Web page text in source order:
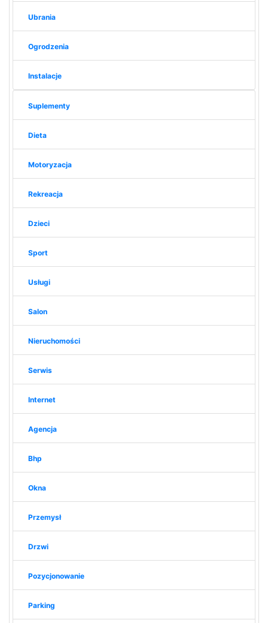
Ubrania
Ogrodzenia
Instalacje
Suplementy
Dieta
Motoryzacja
Rekreacja
Dzieci
Sport
Usługi
Salon
Nieruchomości
Serwis
Internet
Agencja
Bhp
Okna
Przemysł
Drzwi
Pozycjonowanie
Parking